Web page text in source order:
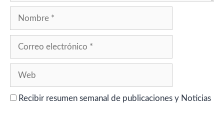
Recibir resumen semanal de publicaciones y Noticias